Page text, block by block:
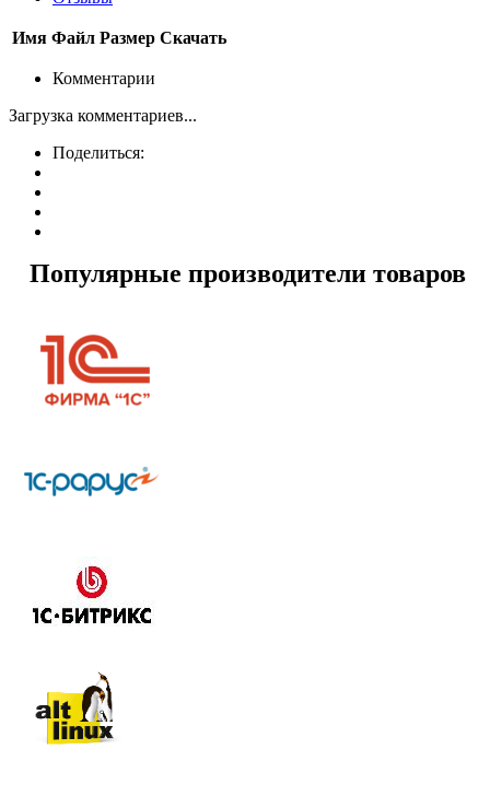
Имя Файл Размер Скачать
Комментарии
Загрузка комментариев...
Поделиться:
Популярные производители товаров